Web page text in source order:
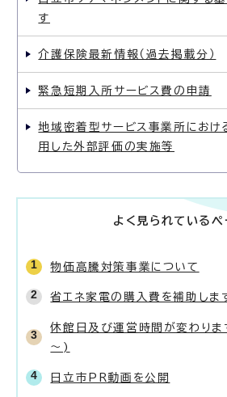
す
介護保険最新情報（過去掲載分）
緊急短期入所サービス費の申請
地域密着型サービス事業所におけ
用した外部評価の実施等
よく見られているペ
物価高騰対策事業について
省エネ家電の購入費を補助しま
休館日及び運営時間が変わり
～)
日立市PR動画を公開